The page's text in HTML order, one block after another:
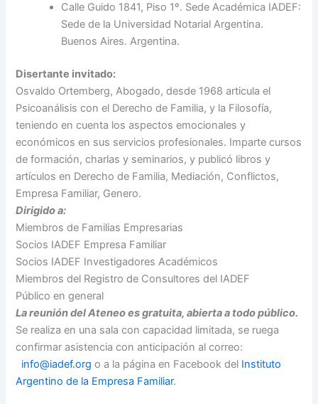
Calle Guido 1841, Piso 1º. Sede Académica IADEF:
Sede de la Universidad Notarial Argentina.
Buenos Aires. Argentina.
Disertante invitado:
Osvaldo Ortemberg, Abogado, desde 1968 articula el
Psicoanálisis con el Derecho de Familia, y la Filosofía,
teniendo en cuenta los aspectos emocionales y
económicos en sus servicios profesionales. Imparte cursos
de formación, charlas y seminarios, y publicó libros y
artículos en Derecho de Familia, Mediación, Conflictos,
Empresa Familiar, Genero.
Dirigido a:
Miembros de Familias Empresarias
Socios IADEF Empresa Familiar
Socios IADEF Investigadores Académicos
Miembros del Registro de Consultores del IADEF
Público en general
La reunión del Ateneo es gratuita, abierta a todo público.
Se realiza en una sala con capacidad limitada, se ruega
confirmar asistencia con anticipación al correo:
info@iadef.org o a la página en Facebook del Instituto
Argentino de la Empresa Familiar.